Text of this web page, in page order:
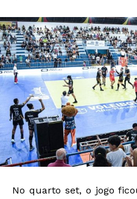
No quarto set, o jogo